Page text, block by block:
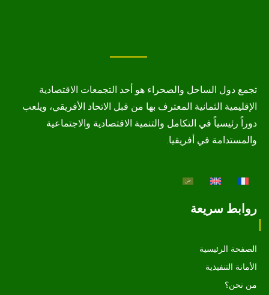
تجمع دول الساحل والصحراء هو أحد التجمعات الاقتصادية
الإقليمية الثمانية المعترف بها من قبل الاتحاد الأفريقي، ويلعب
دوراً رئيسياً في التكامل والتنمية الاقتصادية والاجتماعية
والمستدامة في أفريقيا.
روابط سريعة
الصفحة الرئيسية
الأمانة التنفيذية
من نحن؟